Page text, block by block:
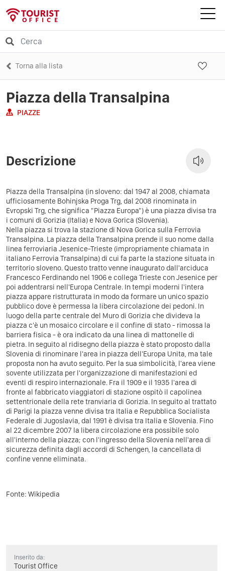
Torna alla lista
Piazza della Transalpina
PIAZZE
Descrizione
Piazza della Transalpina (in sloveno: dal 1947 al 2008, chiamata
ufficiosamente Bohinjska Proga Trg, dal 2008 rinominata in
Evropski Trg, che significa "Piazza Europa") è una piazza divisa tra
i comuni di Gorizia (Italia) e Nova Gorica (Slovenia).
Nella piazza si trova la stazione di Nova Gorica sulla Ferrovia
Transalpina. La piazza della Transalpina prende il suo nome dalla
linea ferroviaria Jesenice-Trieste (impropriamente chiamata in
italiano Ferrovia Transalpina) di cui fa parte la stazione situata in
territorio sloveno. Questo tratto venne inaugurato dall'arciduca
Francesco Ferdinando nel 1906 e collega Trieste con Jesenice per
poi addentrarsi nell'Europa Centrale. In tempi moderni l'intera
piazza appare ristrutturata in modo da formare un unico spazio
pubblico dove è permessa la libera circolazione dei pedoni. In
luogo della parte centrale del Muro di Gorizia che divideva la
piazza c'è un mosaico circolare e il confine di stato - rimossa la
barriera fisica - è ora indicato da una linea di mattonelle di
pietra. In seguito al ridisegno della piazza è stato proposto dalla
Slovenia di rinominare l'area in piazza dell'Europa Unita, ma tale
proposta non ha avuto seguito. Per la sua simbolicità, l'area viene
sovente utilizzata per l'organizzazione di manifestazioni ed
eventi di respiro internazionale. Fra il 1909 e il 1935 l'area di
fronte al fabbricato viaggiatori di stazione ospitò il capolinea
settentrionale della rete tranviaria di Gorizia. In seguito al trattato
di Parigi la piazza venne divisa tra Italia e Repubblica Socialista
Federale di Jugoslavia, dal 1991 è divisa tra Italia e Slovenia. Fino
al 22 dicembre 2007 la libera circolazione era possibile solo
all'interno della piazza; con l'ingresso della Slovenia nell'area di
sicurezza definita dagli accordi di Schengen, la cancellata di
confine venne eliminata.
Fonte: Wikipedia
Inserito da:
Tourist Office